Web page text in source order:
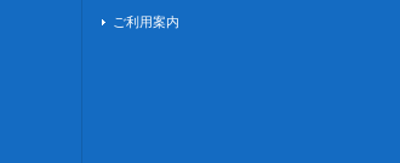
ご利用案内